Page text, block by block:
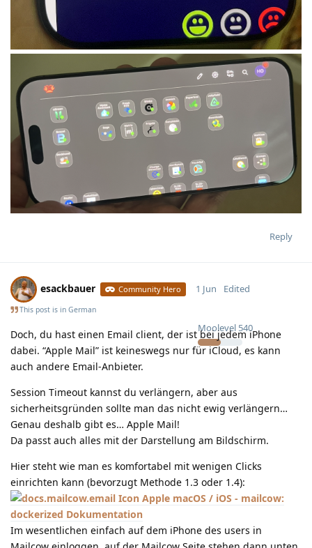
Reply
esackbauer Community Hero
Moolevel 540
1 Jun Edited
This post is in German
Doch, du hast einen Email client, der ist bei jedem iPhone
dabei. “Apple Mail” ist keineswegs nur für iCloud, es kann
auch andere Email-Anbieter.
Session Timeout kannst du verlängern, aber aus
sicherheitsgründen sollte man das nicht ewig verlängern…
Genau deshalb gibt es… Apple Mail!
Da passt auch alles mit der Darstellung am Bildschirm.
Hier steht wie man es komfortabel mit wenigen Clicks
einrichten kann (bevorzugt Methode 1.3 oder 1.4):
Apple macOS / iOS - mailcow:
dockerized Dokumentation
Im wesentlichen einfach auf dem iPhone des users in